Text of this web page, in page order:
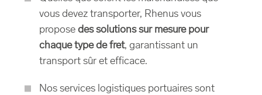
vous devez transporter, Rhenus vous
propose des solutions sur mesure pour
chaque type de fret, garantissant un
transport sûr et efficace.
Nos services logistiques portuaires sont